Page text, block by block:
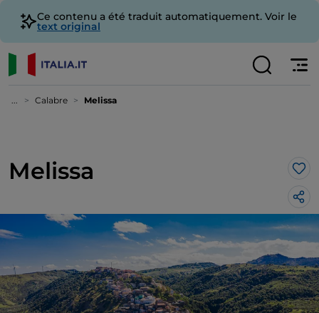
Ce contenu a été traduit automatiquement. Voir le
text original
... Calabre Melissa
Melissa